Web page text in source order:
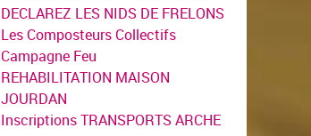
DECLAREZ LES NIDS DE FRELONS
Les Composteurs Collectifs
Campagne Feu
REHABILITATION MAISON
JOURDAN
Inscriptions TRANSPORTS ARCHE